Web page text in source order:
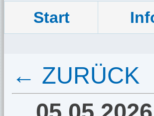
Start
← ZURÜCK